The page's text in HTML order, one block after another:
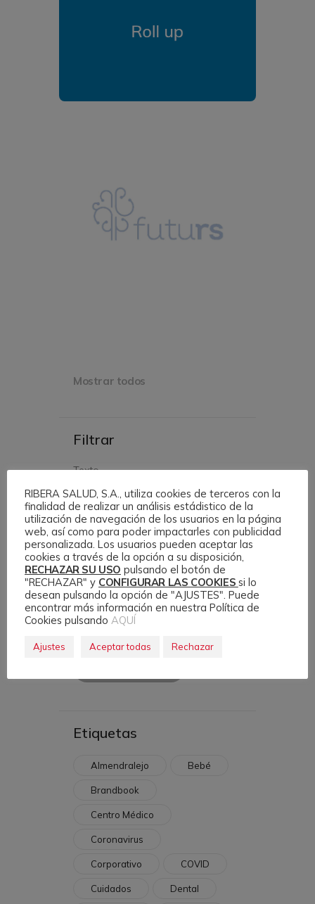
Aplicaciones De Logos
Mostrar todos
Filtrar
Texto
Categoría
Etiqueta
Etiquetas
Almendralejo Bebé
Brandbook
Centro Médico
Coronavirus
Corporativo COVID
Cuidados Dental
RIBERA SALUD, S.A., utiliza cookies de terceros con la
finalidad de realizar un análisis estádistico de la
utilización de navegación de los usuarios en la página
web, así como para poder impactarles con publicidad
personalizada. Los usuarios pueden aceptar las
cookies a través de la opción a su disposición,
RECHAZAR SU USO pulsando el botón de
"RECHAZAR" y CONFIGURAR LAS COOKIES si lo
desean pulsando la opción de "AJUSTES". Puede
encontrar más información en nuestra Política de
Cookies pulsando AQUÍ
Ajustes Aceptar todas Rechazar